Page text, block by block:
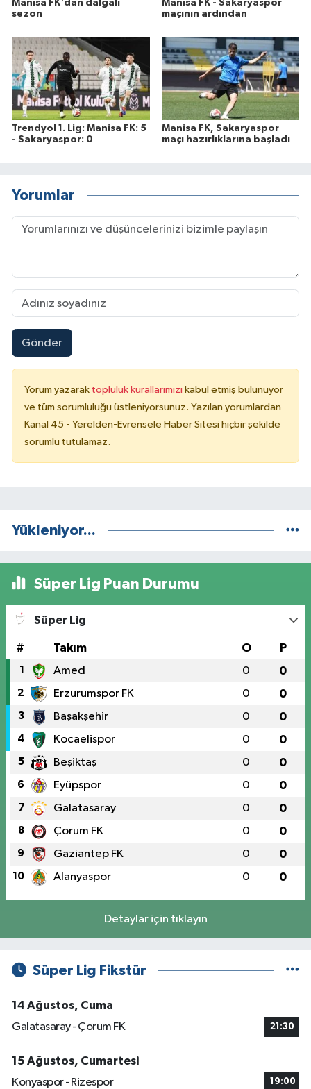
Manisa FK'dan dalgalı
sezon
Manisa FK - Sakaryaspor
maçının ardından
Trendyol 1. Lig: Manisa FK: 5
- Sakaryaspor: 0
Manisa FK, Sakaryaspor
maçı hazırlıklarına başladı
Yorumlar
Gönder
Yorum yazarak topluluk kurallarımızı kabul etmiş bulunuyor
ve tüm sorumluluğu üstleniyorsunuz. Yazılan yorumlardan
Kanal 45 - Yerelden-Evrensele Haber Sitesi hiçbir şekilde
sorumlu tutulamaz.
Yükleniyor...
Süper Lig Puan Durumu
Süper Lig
# Takım O P
1 Amed 0 0
2 Erzurumspor FK 0 0
3 Başakşehir 0 0
4 Kocaelispor 0 0
5 Beşiktaş 0 0
6 Eyüpspor 0 0
7 Galatasaray 0 0
8 Çorum FK 0 0
9 Gaziantep FK 0 0
10 Alanyaspor 0 0
Detaylar için tıklayın
Süper Lig Fikstür
14 Ağustos, Cuma
Galatasaray - Çorum FK
21:30
15 Ağustos, Cumartesi
Konyaspor - Rizespor
19:00